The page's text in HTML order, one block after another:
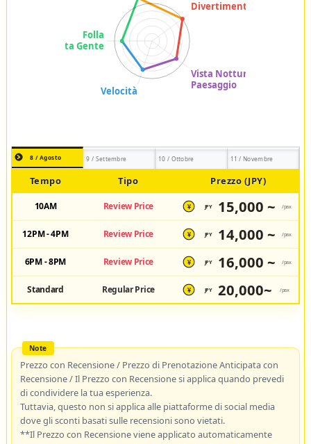
8 / Agosto 9 / Settembre 10 / Ottobre 11 / Novembre
Tempo Tipo Prezzo (JPY)
10AM Review Price ¥ JPY 15,000 ~ /pax
12PM - 4PM Review Price ¥ JPY 14,000 ~ /pax
6PM - 8PM Review Price ¥ JPY 16,000 ~ /pax
Standard Regular Price ¥ JPY 20,000~ /pax
Prezzo con Recensione / Prezzo di Prenotazione Anticipata con
Recensione / Il Prezzo con Recensione si applica quando prevedi
di condividere la tua esperienza.
Tuttavia, questo non si applica alle piattaforme di social media
dove gli sconti basati sulle recensioni sono vietati.
**Il Prezzo con Recensione viene applicato automaticamente